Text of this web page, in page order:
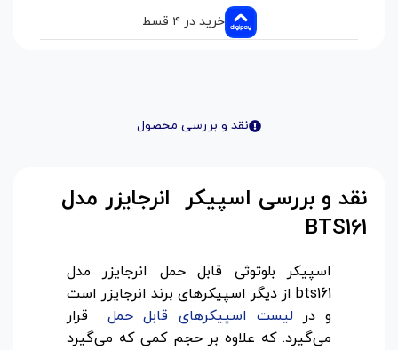
خرید در ۴ قسط
نقد و بررسی محصول
نقد و بررسی اسپیکر انرجایزر مدل
BTS161
اسپیکر بلوتوثی قابل حمل انرجایزر مدل
bts161 از دیگر اسپیکر‌های برند انرجایزر است
و در لیست اسپیکر‌های قابل حمل
قرار
می‌گیرد. که علاوه بر حجم کمی که می‌گیرد